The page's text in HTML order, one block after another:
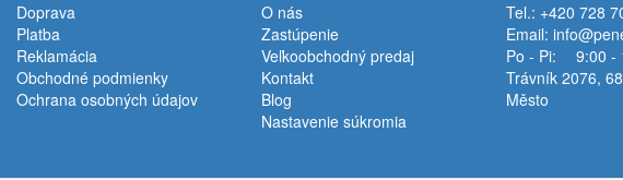
Doprava
Platba
Reklamácia
Obchodné podmienky
Ochrana osobných údajov
O nás
Zastúpenie
Veľkoobchodný predaj
Kontakt
Blog
Nastavenie súkromia
Tel.: +420 728
Email:
Po - Pi:
9:00 -
Trávník 2076,
Město